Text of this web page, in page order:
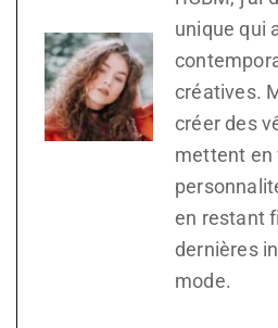
unique qui
créatives.
créer des
mettent en
en restant
dernières
mode.